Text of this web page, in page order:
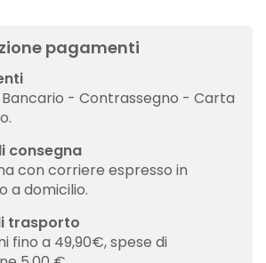
pagamenti
Bancario - Contrassegno - Carta
consegna
con corriere espresso in
a domicilio.
trasporto
fino a 49,90€, spese di